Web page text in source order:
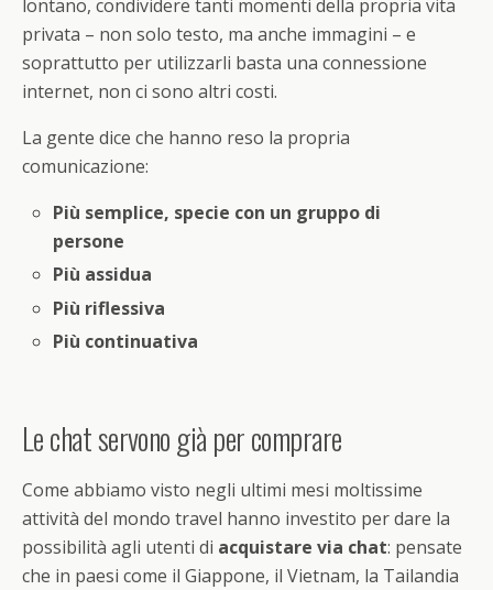
lontano, condividere tanti momenti della propria vita
privata – non solo testo, ma anche immagini – e
soprattutto per utilizzarli basta una connessione
internet, non ci sono altri costi.
La gente dice che hanno reso la propria
comunicazione:
Più semplice, specie con un gruppo di
persone
Più assidua
Più riflessiva
Più continuativa
Le chat servono già per comprare
Come abbiamo visto negli ultimi mesi moltissime
attività del mondo travel hanno investito per dare la
possibilità agli utenti di acquistare via chat: pensate
che in paesi come il Giappone, il Vietnam, la Tailandia